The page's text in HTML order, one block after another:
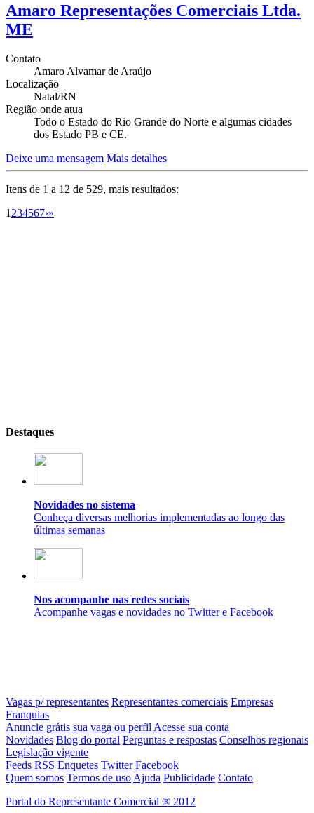
Amaro Representações Comerciais Ltda.
ME
Contato
Amaro Alvamar de Araújo
Localização
Natal/RN
Região onde atua
Todo o Estado do Rio Grande do Norte e algumas cidades
dos Estado PB e CE.
Deixe uma mensagem Mais detalhes
Itens de 1 a 12 de 529, mais resultados:
1234567›»
Destaques
Novidades no sistema
Conheça diversas melhorias implementadas ao longo das
últimas semanas
Nos acompanhe nas redes sociais
Acompanhe vagas e novidades no Twitter e Facebook
Vagas p/ representantes Representantes comerciais Empresas
Franquias
Anuncie grátis sua vaga ou perfil Acesse sua conta
Novidades Blog do portal Perguntas e respostas Conselhos regionais
Legislação vigente
Feeds RSS Enquetes Twitter Facebook
Quem somos Termos de uso Ajuda Publicidade Contato
Portal do Representante Comercial ® 2012